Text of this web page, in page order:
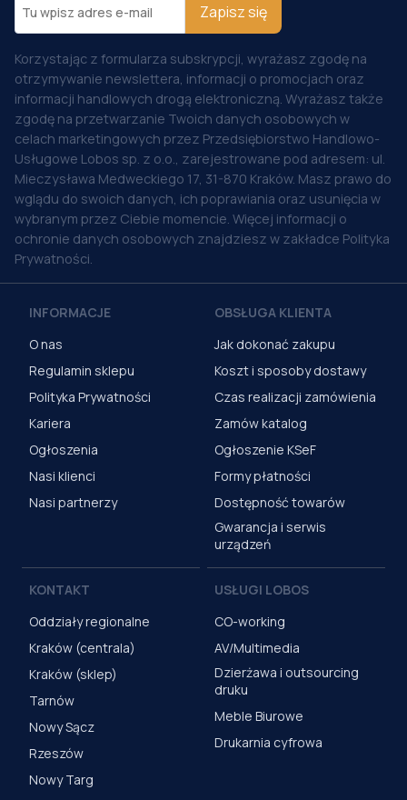
Zapisz się
Korzystając z formularza subskrypcji, wyrażasz zgodę na
otrzymywanie newslettera, informacji o promocjach oraz
informacji handlowych drogą elektroniczną. Wyrażasz także
zgodę na przetwarzanie Twoich danych osobowych w
celach marketingowych przez Przedsiębiorstwo Handlowo-
Usługowe Lobos sp. z o.o., zarejestrowane pod adresem: ul.
Mieczysława Medweckiego 17, 31-870 Kraków. Masz prawo do
wglądu do swoich danych, ich poprawiania oraz usunięcia w
wybranym przez Ciebie momencie. Więcej informacji o
ochronie danych osobowych znajdziesz w zakładce Polityka
Prywatności.
INFORMACJE
O nas
Regulamin sklepu
Polityka Prywatności
Kariera
Ogłoszenia
Nasi klienci
Nasi partnerzy
OBSŁUGA KLIENTA
Jak dokonać zakupu
Koszt i sposoby dostawy
Czas realizacji zamówienia
Zamów katalog
Ogłoszenie KSeF
Formy płatności
Dostępność towarów
Gwarancja i serwis
urządzeń
KONTAKT
Oddziały regionalne
Kraków (centrala)
Kraków (sklep)
Tarnów
Nowy Sącz
Rzeszów
Nowy Targ
USŁUGI LOBOS
CO-working
AV/Multimedia
Dzierżawa i outsourcing
druku
Meble Biurowe
Drukarnia cyfrowa